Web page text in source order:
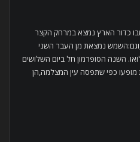
כדור הארץ נמצא במרחק הקצר
נמצאת מן העבר השני
השנה הסופרמון חל ביום השלושים
מופעו כפי שתפסה עין המצלמה,הן